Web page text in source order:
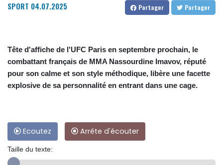
SPORT 04.07.2025 Partager Partager
Tête d'affiche de l'UFC Paris en septembre prochain, le
combattant français de MMA Nassourdine Imavov, réputé
pour son calme et son style méthodique, libère une facette
explosive de sa personnalité en entrant dans une cage.
Ecoutez Arrête d'écouter
Taille du texte: